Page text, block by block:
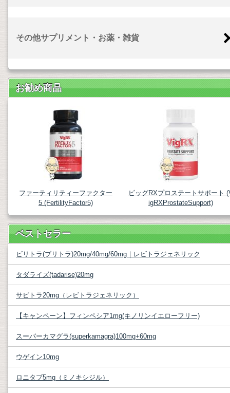
その他サプリメント・お薬・雑貨
お勧め商品
ファーティリティーファクター
5 (FertilityFactor5)
ビッグRXプロステートサポート
igRXProstateSupport)
ベストセラー
ビリトラ(ブリトラ)20mg/40mg/60mg｜レビトラジェネリック
タダライズ(tadarise)20mg
サビトラ20mg（レビトラジェネリック）
【キャンペーン】フィンペシア1mg(キノリンイエローフリー)
スーパーカマグラ(superkamagra)100mg+60mg
ウゲイン10mg
ロニタブ5mg（ミノキシジル）